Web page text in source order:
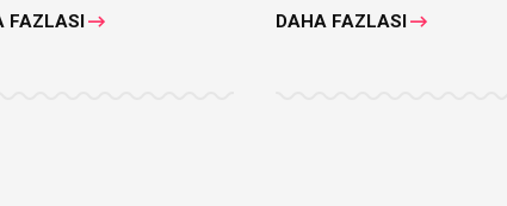
FAZLASI DAHA FAZLASI